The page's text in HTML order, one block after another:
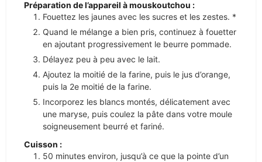
Préparation de l’appareil à mouskoutchou :
Fouettez les jaunes avec les sucres et les zestes. *
Quand le mélange a bien pris, continuez à fouetter
en ajoutant progressivement le beurre pommade.
Délayez peu à peu avec le lait.
Ajoutez la moitié de la farine, puis le jus d’orange,
puis la 2e moitié de la farine.
Incorporez les blancs montés, délicatement avec
une maryse, puis coulez la pâte dans votre moule
soigneusement beurré et fariné.
Cuisson :
50 minutes environ, jusqu’à ce que la pointe d’un